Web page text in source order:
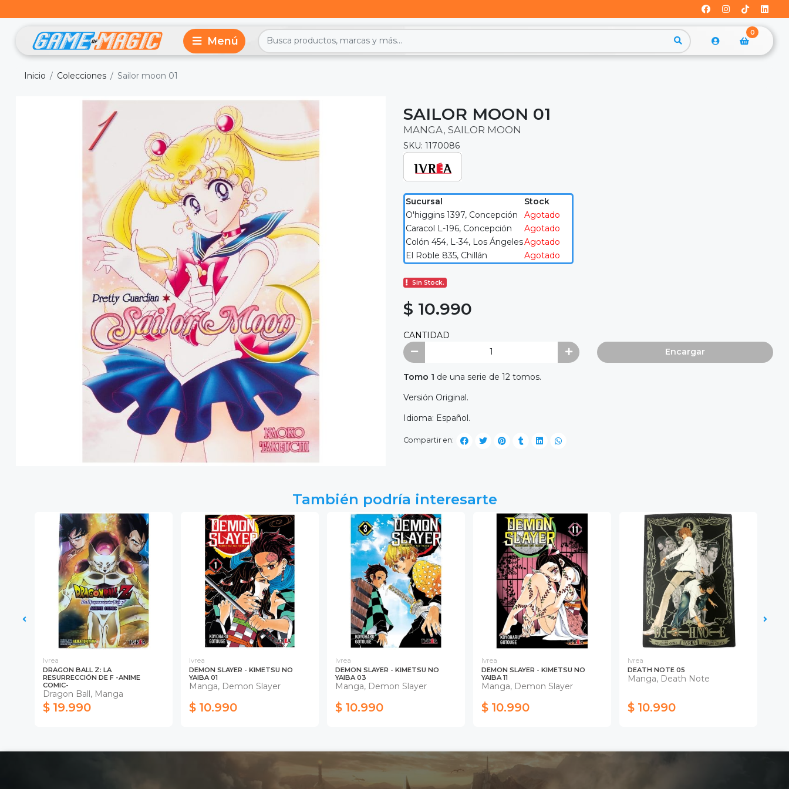
0
Inicio Colecciones Sailor moon 01
SAILOR MOON 01
MANGA, SAILOR MOON
SKU: 1170086
Sucursal
Stock
O'higgins 1397, Concepción
Agotado
Caracol L-196, Concepción
Agotado
Colón 454, L-34, Los ÁngelesAgotado
El Roble 835, Chillán
Agotado
Sin Stock.
$ 10.990
CANTIDAD
Encargar
Tomo 1 de una serie de 12 tomos.
Versión Original.
Idioma: Español.
Compartir en:
También podría interesarte
Ivrea
DRAGON BALL Z: LA
RESURRECCIÓN DE F -ANIME
COMIC-
Dragon Ball, Manga
$ 19.990
Ivrea
DEMON SLAYER - KIMETSU NO
YAIBA 01
Manga, Demon Slayer
$ 10.990
Ivrea
DEMON SLAYER - KIMETSU NO
YAIBA 03
Manga, Demon Slayer
$ 10.990
Ivrea
DEMON SLAYER - KIMETSU NO
YAIBA 11
Manga, Demon Slayer
$ 10.990
Ivrea
DEATH NOTE 05
Manga, Death Note
$ 10.990